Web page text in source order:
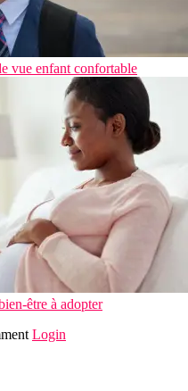
vue enfant confortable
être à adopter
Login